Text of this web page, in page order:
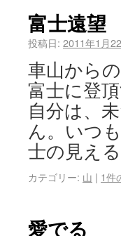
富士遠望
投稿日: 2011年1月
車山から
富士に登
自分は、
ん。いつ
士の見え
カテゴリー: 山 | 1件
愛でる